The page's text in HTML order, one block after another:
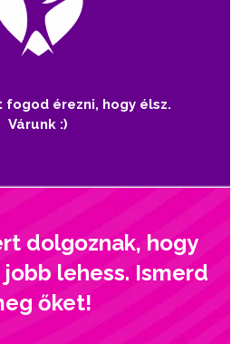
fogod érezni, hogy élsz.
Várunk :)
dolgoznak, hogy
lehess. Ismerd
őket!